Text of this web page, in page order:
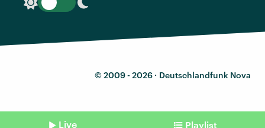
© 2009 - 2026 · Deutschlandfunk Nova
Live Playlist